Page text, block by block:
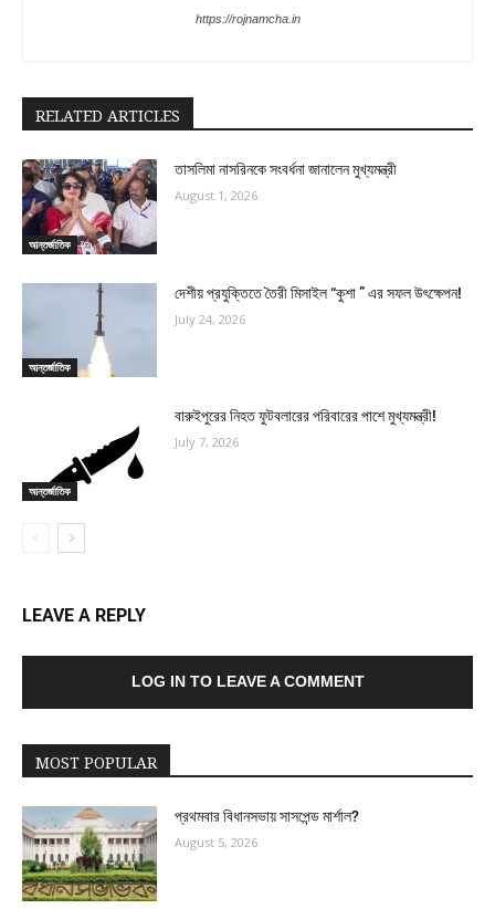
https://rojnamcha.in
RELATED ARTICLES
আন্তর্জাতিক
তাসলিমা নাসরিনকে সংবর্ধনা জানালেন মুখ্যমন্ত্রী
August 1, 2026
আন্তর্জাতিক
দেশীয় প্রযুক্তিতে তৈরী মিসাইল “কুশা ” এর সফল উৎক্ষেপন!
July 24, 2026
আন্তর্জাতিক
বারুইপুরের নিহত ফুটবলারের পরিবারের পাশে মুখ্যমন্ত্রী!
July 7, 2026
LEAVE A REPLY
LOG IN TO LEAVE A COMMENT
MOST POPULAR
প্রথমবার বিধানসভায় সাসপেন্ড মার্শাল?
August 5, 2026